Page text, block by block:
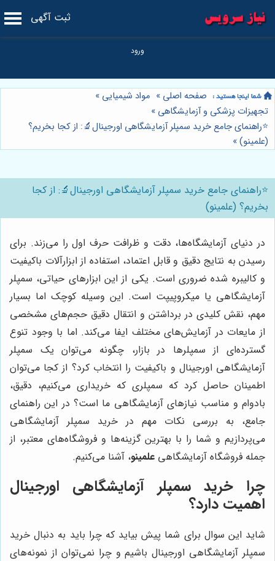
ثبت آگهی
صفحه اصلی » مواد شیمیایی »
تجهیزات پزشکی و آزمایشگاهی »
⭐️راهنمای جامع خرید سمپلر آزمایشگاهی اورجینال🔬: از کجا بخریم؟
(علمینو)»
⭐️راهنمای جامع خرید سمپلر آزمایشگاهی اورجینال🔬: از کجا
بخریم؟ (علمینو)
در دنیای آزمایشگاه‌ها، دقت و ظرافت حرف اول را می‌زند. برای
رسیدن به نتایج دقیق و قابل اعتماد، استفاده از ابزارآلات باکیفیت
و کالیبره شده ضروری است. یکی از این ابزارهای حیاتی، سمپلر
آزمایشگاهی یا میکروپیپت است. این وسیله کوچک اما بسیار
مهم، نقش کلیدی در برداشتن و انتقال دقیق حجم‌های مشخصی
از مایعات در آزمایش‌های مختلف ایفا می‌کند. اما با وجود تنوع
گسترده‌ای از سمپلرها در بازار، چگونه می‌توان یک سمپلر
آزمایشگاهی اورجینال و باکیفیت را انتخاب کرد؟ از کجا می‌توان
اطمینان حاصل کرد که سمپلری که خریداری می‌کنیم، دقیق،
بادوام و مناسب نیازهای آزمایشگاهی ما است؟ در این راهنمای
جامع، به بررسی نکات مهم در خرید سمپلر آزمایشگاهی
می‌پردازیم و شما را با بهترین گزینه‌ها و فروشگاه‌های معتبر، از
جمله فروشگاه آزمایشگاهی علمینو، آشنا می‌کنیم.
چرا خرید سمپلر آزمایشگاهی اورجینال
اهمیت دارد؟
شاید این سوال برای شما پیش بیاید که چرا باید به دنبال خرید
سمپلر آزمایشگاهی اورجینال باشیم و چرا نمی‌توان از نمونه‌های